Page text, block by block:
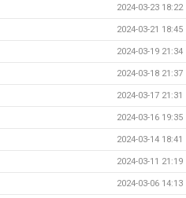
2024-03-23 18:22
2024-03-21 18:45
2024-03-19 21:34
2024-03-18 21:37
2024-03-17 21:31
2024-03-16 19:35
2024-03-14 18:41
2024-03-11 21:19
2024-03-06 14:13